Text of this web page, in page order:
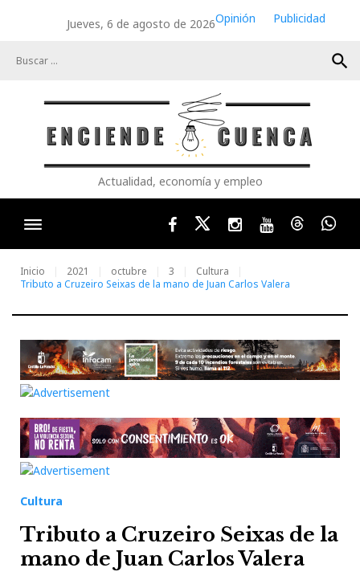
Jueves, 6 de agosto de 2026Opinión
Publicidad
search
Actualidad, economía y empleo
FacebookTwitterInstagram
YoutubeThreads
Inicio 2021 octubre 3
Cultura
Tributo a Cruzeiro Seixas de la mano de Juan Carlos Valera
Cultura
Tributo a Cruzeiro Seixas de la
mano de Juan Carlos Valera